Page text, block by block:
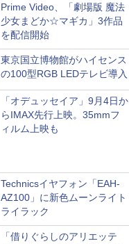
Prime Video、「劇場版 魔法
少女まどか☆マギカ」3作品
を配信開始
東京国立博物館がハイセンス
の100型RGB LEDテレビ導入
「オデュッセイア」9月4日か
らIMAX先行上映。35mmフ
ィルム上映も
Technicsイヤフォン「EAH-
AZ100」に新色ムーンライト
ライラック
「借りぐらしのアリエッテ